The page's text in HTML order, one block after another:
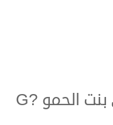
تعرف على الفيلم التركي بنت الحمو G?